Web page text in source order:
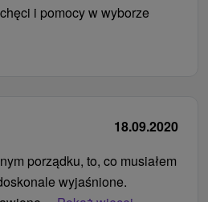
i pomocy w wyborze
18.09.2020
porządku, to, co musiałem
wyjaśnione.